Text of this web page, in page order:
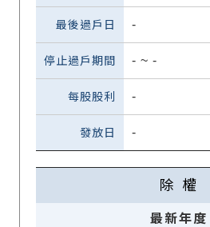
-
- ~ -
-
-
除 權
最新年度